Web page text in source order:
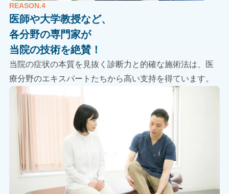
REASON.4
医師や大学教授など、
各分野の専門家が
当院の技術を絶賛！
当院の症状の本質を見抜く診断力と的確な施術法は、医
療分野のエキスパートたちから高い支持を得ています。